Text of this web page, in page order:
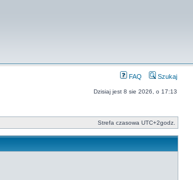
FAQ Szukaj
Dzisiaj jest 8 sie 2026, o 17:13
Strefa czasowa UTC+2godz.